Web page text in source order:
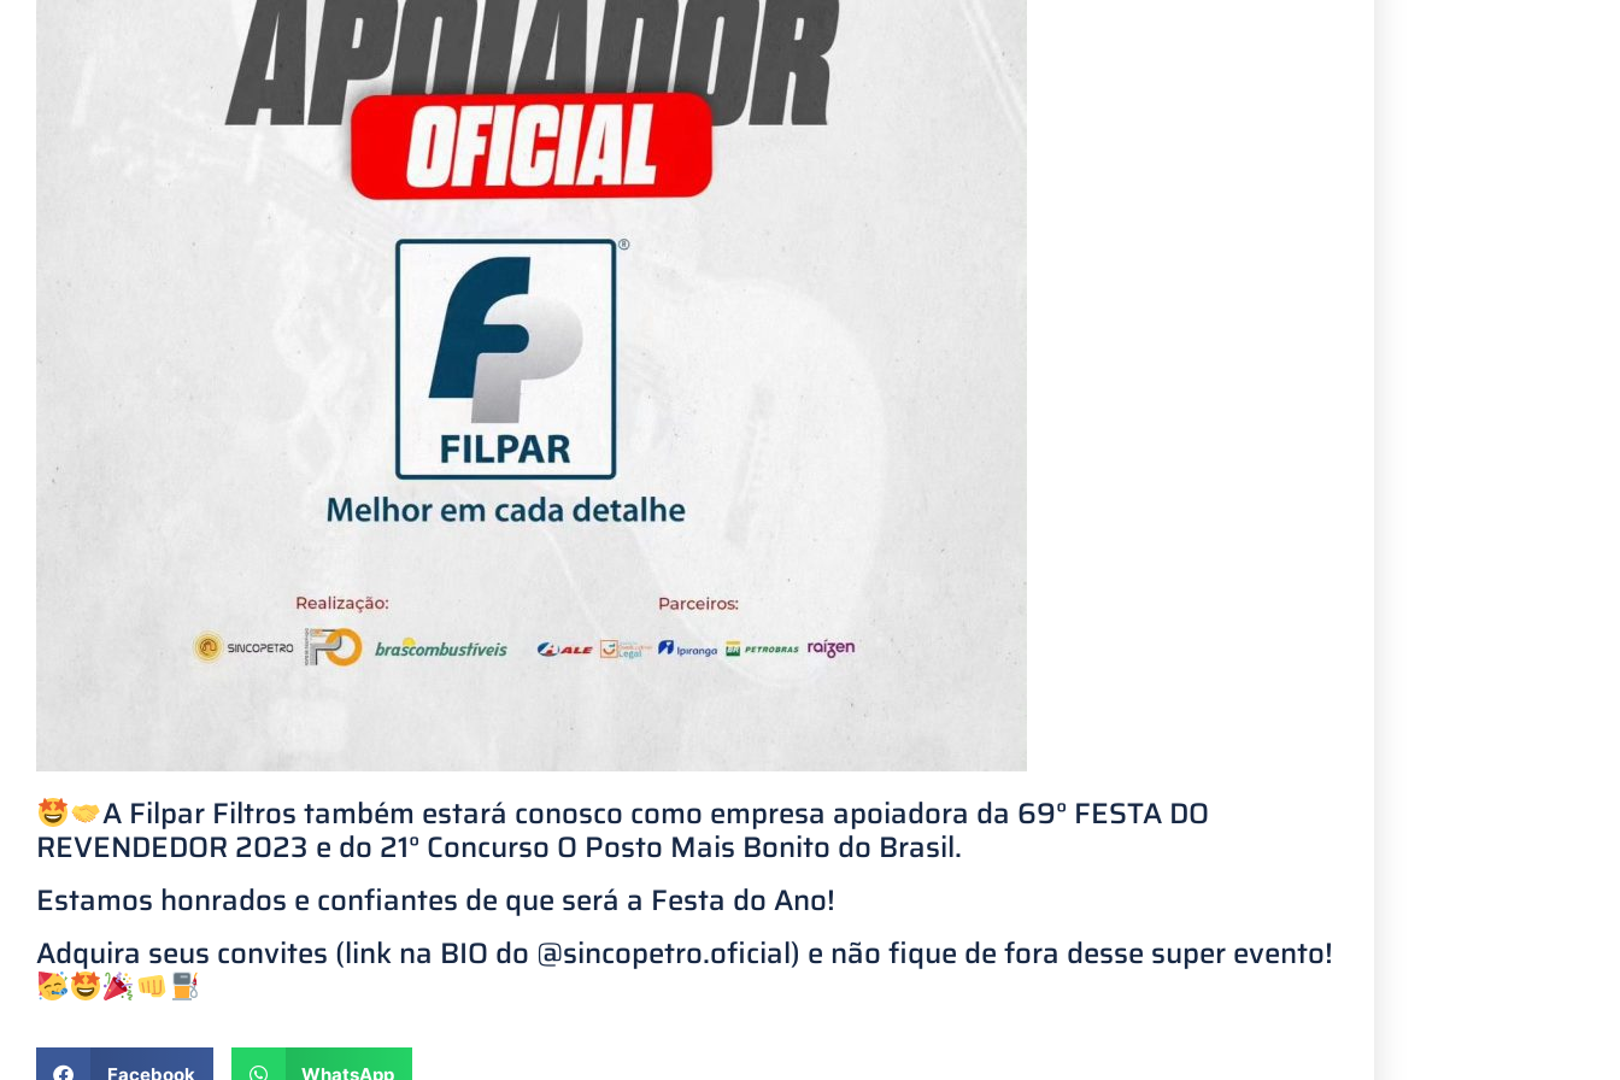
A Filpar Filtros também estará conosco como empresa apoiadora da 69° FESTA DO
REVENDEDOR 2023 e do 21° Concurso O Posto Mais Bonito do Brasil.
Estamos honrados e confiantes de que será a Festa do Ano!
Adquira seus convites (link na BIO do @sincopetro.oficial) e não fique de fora desse super evento!
Facebook WhatsApp